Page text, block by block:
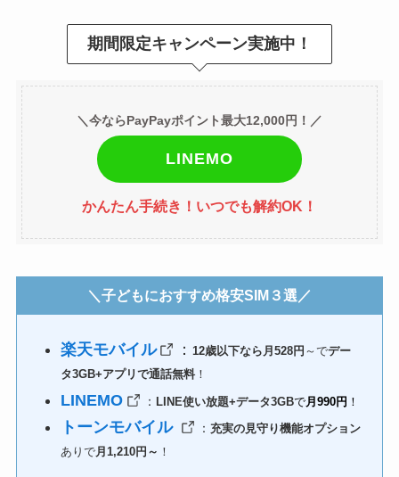
期間限定キャンペーン実施中！
＼今ならPayPayポイント最大12,000円！／
LINEMO
かんたん手続き！いつでも解約OK！
＼子どもにおすすめ格安SIM３選／
楽天モバイル ： 12歳以下なら月528円 ～でデー
タ3GB+アプリで通話無料！
LINEMO ： LINE使い放題+データ3GBで月990円 ！
トーンモバイル ： 充実の見守り機能オプション
ありで月1,210円～ ！